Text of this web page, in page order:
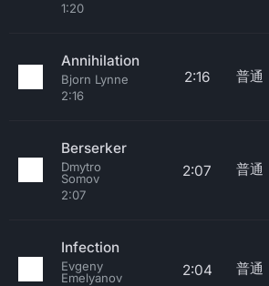
1:20
Annihilation
Bjorn Lynne
2:16
2:16 普通
Berserker
Dmytro
Somov
2:07
2:07 普通
Infection
Evgeny
Emelyanov
2:04 普通